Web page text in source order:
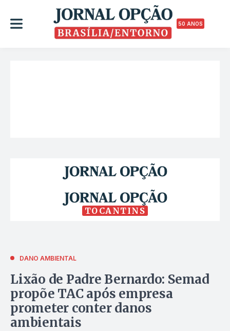
50 ANOS
TOCANTINS
DANO AMBIENTAL
Lixão de Padre Bernardo: Semad
propõe TAC após empresa
prometer conter danos
ambientais